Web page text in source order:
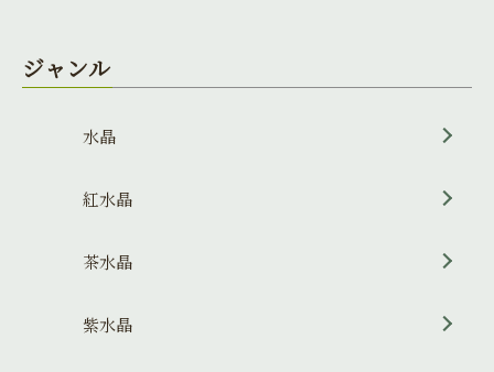
ジャンル
水晶
紅水晶
茶水晶
紫水晶